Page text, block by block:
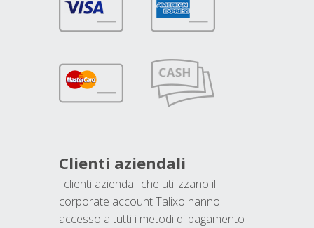
Clienti aziendali
i clienti aziendali che utilizzano il
corporate account Talixo hanno
accesso a tutti i metodi di pagamento